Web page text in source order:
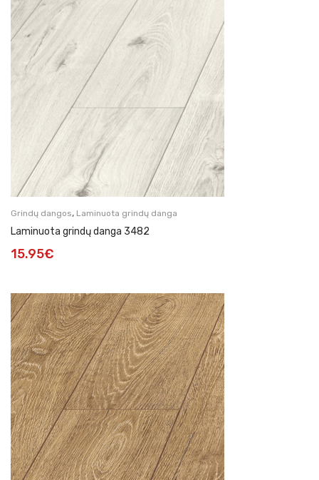
Grindų dangos, Laminuota grindų danga
Laminuota grindų danga 3482
15.95€